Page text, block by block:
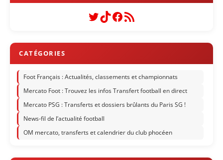
Twitter
TikTok
Facebook
Flux RSS
Foot Français : Actualités, classements et championnats
Mercato Foot : Trouvez les infos Transfert football en direct
Mercato PSG : Transferts et dossiers brûlants du Paris SG !
News-fil de l’actualité football
OM mercato, transferts et calendrier du club phocéen